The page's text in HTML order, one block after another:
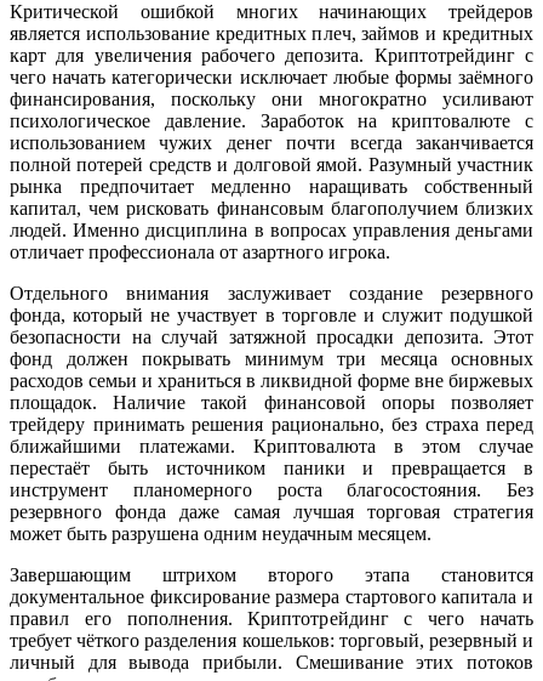
Критической ошибкой многих начинающих трейдеров
является использование кредитных плеч, займов и кредитных
карт для увеличения рабочего депозита. Криптотрейдинг с
чего начать категорически исключает любые формы заёмного
финансирования, поскольку они многократно усиливают
психологическое давление. Заработок на криптовалюте с
использованием чужих денег почти всегда заканчивается
полной потерей средств и долговой ямой. Разумный участник
рынка предпочитает медленно наращивать собственный
капитал, чем рисковать финансовым благополучием близких
людей. Именно дисциплина в вопросах управления деньгами
отличает профессионала от азартного игрока.
Отдельного внимания заслуживает создание резервного
фонда, который не участвует в торговле и служит подушкой
безопасности на случай затяжной просадки депозита. Этот
фонд должен покрывать минимум три месяца основных
расходов семьи и храниться в ликвидной форме вне биржевых
площадок. Наличие такой финансовой опоры позволяет
трейдеру принимать решения рационально, без страха перед
ближайшими платежами. Криптовалюта в этом случае
перестаёт быть источником паники и превращается в
инструмент планомерного роста благосостояния. Без
резервного фонда даже самая лучшая торговая стратегия
может быть разрушена одним неудачным месяцем.
Завершающим штрихом второго этапа становится
документальное фиксирование размера стартового капитала и
правил его пополнения. Криптотрейдинг с чего начать
требует чёткого разделения кошельков: торговый, резервный и
личный для вывода прибыли. Смешивание этих потоков